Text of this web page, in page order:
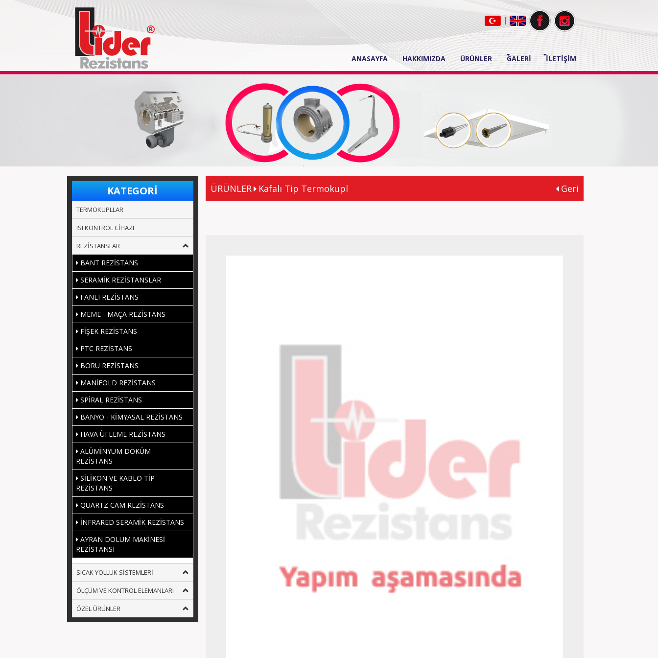
|
ANASAYFA(current)HAKKIMIZDA ÜRÜNLER GALERİ İLETİŞİM
KATEGORİ
TERMOKUPLLAR
ISI KONTROL CİHAZI
REZİSTANSLAR
BANT REZİSTANS
SERAMİK REZİSTANSLAR
FANLI REZİSTANS
MEME - MAÇA REZİSTANS
FİŞEK REZİSTANS
PTC REZİSTANS
BORU REZİSTANS
MANİFOLD REZİSTANS
SPİRAL REZİSTANS
BANYO - KİMYASAL REZİSTANS
HAVA ÜFLEME REZİSTANS
ALÜMİNYUM DÖKÜM
REZİSTANS
SİLİKON VE KABLO TİP
REZİSTANS
QUARTZ CAM REZİSTANS
İNFRARED SERAMİK REZİSTANS
AYRAN DOLUM MAKİNESİ
REZİSTANSI
SICAK YOLLUK SİSTEMLERİ
ÖLÇÜM VE KONTROL ELEMANLARI
ÖZEL ÜRÜNLER
ÜRÜNLER Kafalı Tip Termokupl Geri